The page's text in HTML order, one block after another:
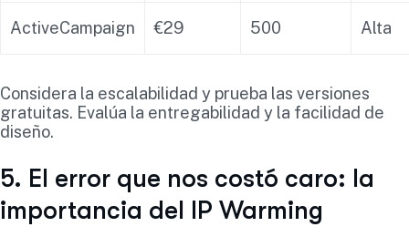
ActiveCampaign €29 500 Alta
Considera la escalabilidad y prueba las versiones
gratuitas. Evalúa la entregabilidad y la facilidad de
diseño.
5. El error que nos costó caro: la
importancia del IP Warming